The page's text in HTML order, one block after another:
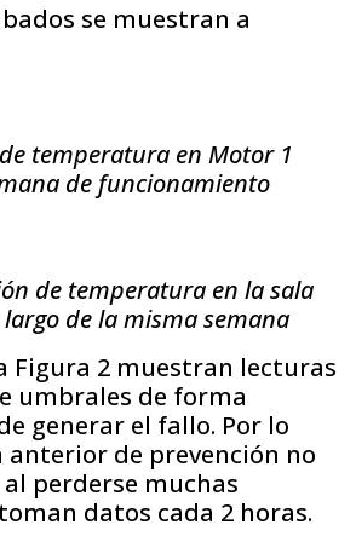
se muestran a
temperatura en Motor 1
de funcionamiento
de temperatura en la sala
de la misma semana
Figura 2 muestran lecturas
umbrales de forma
generar el fallo. Por lo
anterior de prevención no
perderse muchas
datos cada 2 horas.